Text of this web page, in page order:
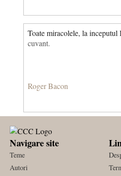
Toate miracolele, la
cuvant.
Roger Bacon
Navigare site
Teme
Autori